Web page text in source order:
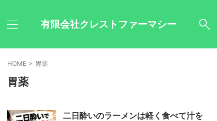
有限会社クレストファーマシー
HOME > 胃薬
胃薬
二日酔いのラーメンは軽く食べて汁を